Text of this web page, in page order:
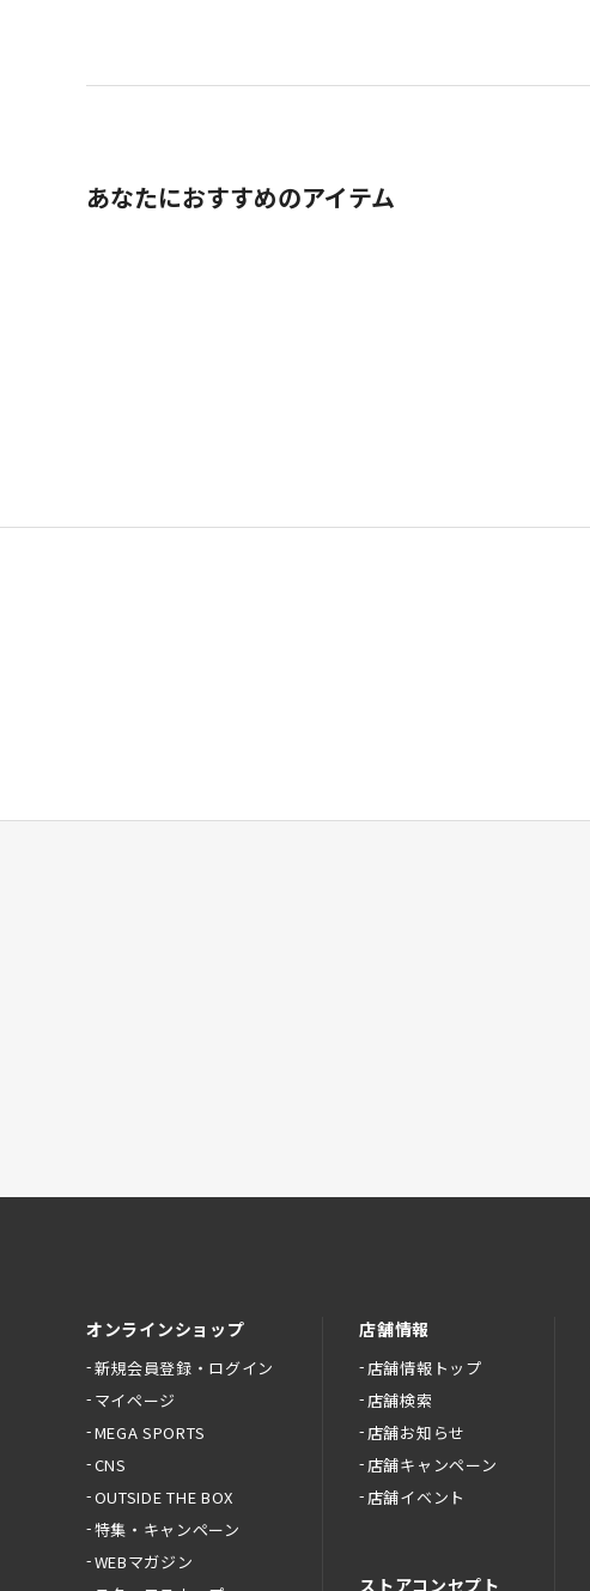
あなたにおすすめのアイテム
オンラインショップ
新規会員登録・ログイン
マイページ
MEGA SPORTS
CNS
OUTSIDE THE BOX
特集・キャンペーン
WEBマガジン
店舗情報
店舗情報トップ
店舗検索
店舗お知らせ
店舗キャンペーン
店舗イベント
ストアコンセプト